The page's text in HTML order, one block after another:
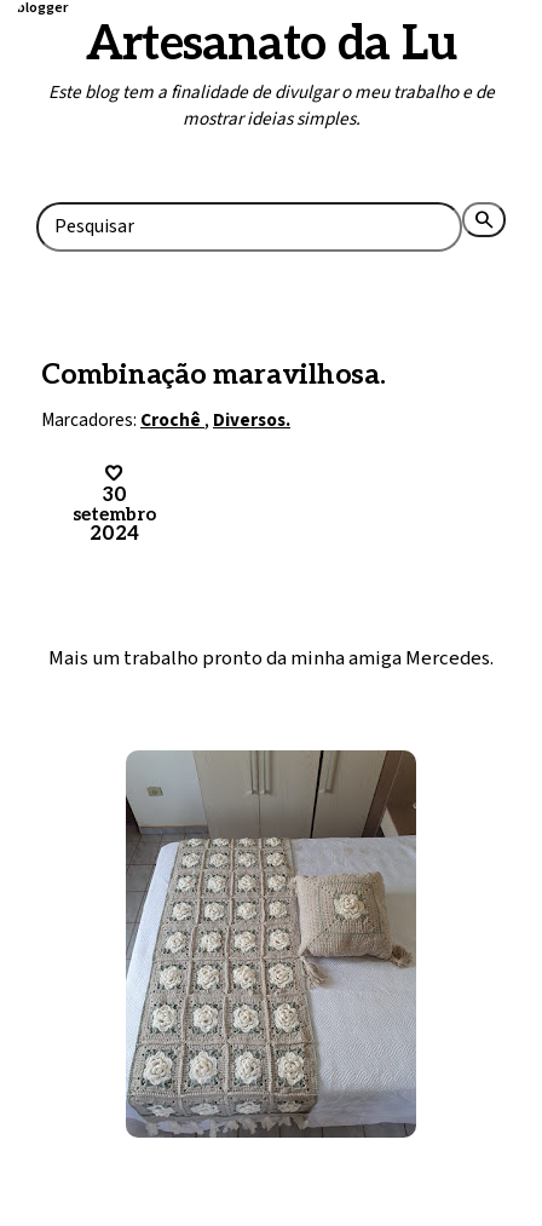
blogger
Artesanato da Lu
Este blog tem a finalidade de divulgar o meu trabalho e de
mostrar ideias simples.
search
Combinação maravilhosa.
Marcadores: Crochê , Diversos.
30
setembro
2024
Mais um trabalho pronto da minha amiga Mercedes.